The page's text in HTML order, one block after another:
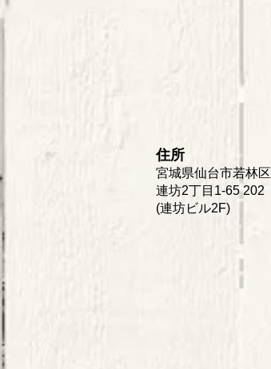
住所
宮城県仙台市若林区
連坊2丁目1-65 202
(連坊ビル2F)